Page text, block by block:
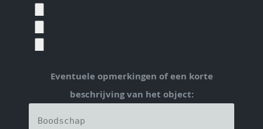
Eventuele opmerkingen of een korte
beschrijving van het object: